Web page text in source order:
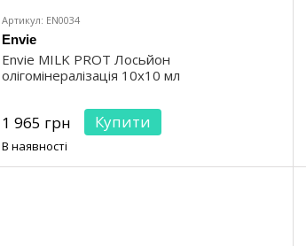
Артикул: EN0034
Envie
Envie MILK PROT Лосьйон
олігомінералізація 10x10 мл
1 965 грн Купити
В наявності